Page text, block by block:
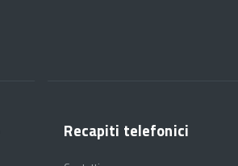
Recapiti telefonici